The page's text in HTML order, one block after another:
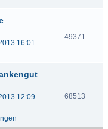
16:01
49371
12:09
68513